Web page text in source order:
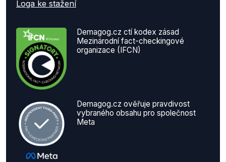
Loga ke stažení
Demagog.cz ctí kodex zásad
Mezinárodní fact-checkingové
organizace (IFCN)
Demagog.cz ověřuje pravdivost
vybraného obsahu pro společnost
Meta